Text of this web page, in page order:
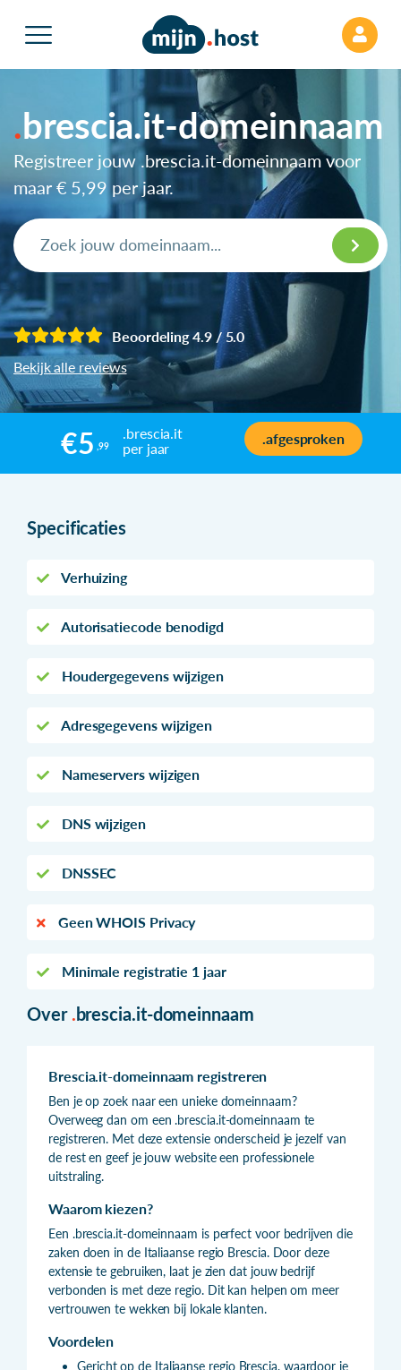
brescia.it-domeinnaam
Registreer jouw .brescia.it-domeinnaam voor
maar € 5,99 per jaar.
Beoordeling 4.9 / 5.0
Bekijk alle reviews
€5 ,99
.brescia.it
per jaar
.afgesproken
Specificaties
Verhuizing
Autorisatiecode benodigd
Houdergegevens wijzigen
Adresgegevens wijzigen
Nameservers wijzigen
DNS wijzigen
DNSSEC
Geen WHOIS Privacy
Minimale registratie 1 jaar
Over .brescia.it-domeinnaam
Brescia.it-domeinnaam registreren
Ben je op zoek naar een unieke domeinnaam?
Overweeg dan om een .brescia.it-domeinnaam te
registreren. Met deze extensie onderscheid je jezelf van
de rest en geef je jouw website een professionele
uitstraling.
Waarom kiezen?
Een .brescia.it-domeinnaam is perfect voor bedrijven die
zaken doen in de Italiaanse regio Brescia. Door deze
extensie te gebruiken, laat je zien dat jouw bedrijf
verbonden is met deze regio. Dit kan helpen om meer
vertrouwen te wekken bij lokale klanten.
Voordelen
Gericht op de Italiaanse regio Brescia, waardoor je